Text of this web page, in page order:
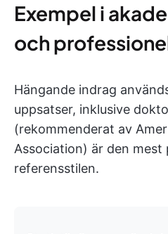
Exempel i
och
Hängande indrag
uppsatser, inklusive
(rekommenderat av
Association) är den mest
referensstilen.